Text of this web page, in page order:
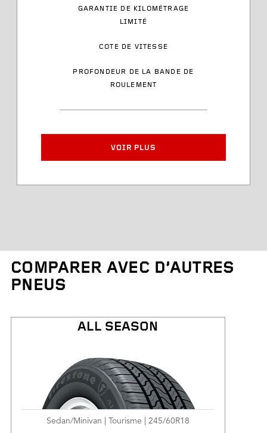
GARANTIE DE KILOMÉTRAGE
LIMITÉ
COTE DE VITESSE
PROFONDEUR DE LA BANDE DE
ROULEMENT
Poids des pneus
VOIR PLUS
COMPARER AVEC D’AUTRES
PNEUS
ALL SEASON
Sedan/Minivan | Tourisme | 245/60R18